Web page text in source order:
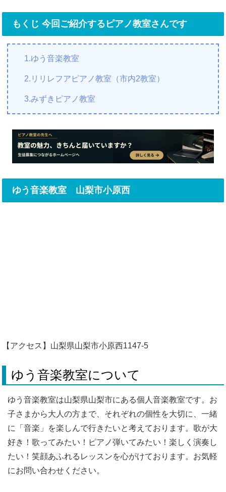
もくじ 今回ご紹介するピアノ教室さんです
1.ゆう音楽教室
2.リリレフアピアノ教室（市内2教室）
3.みずきピアノ教室
ゆう音楽教室 山梨市小原西
【アクセス】山梨県山梨市小原西1147-5
ゆう音楽教室について
ゆう音楽教室は山梨県山梨市にある個人音楽教室です。お
子さまから大人の方まで、それぞれの個性を大切に、一緒
に「音楽」を楽しんで行きたいと考えております。歌が大
好き！歌ってみたい！ピアノ弾いてみたい！楽しく演奏し
たい！笑顔あふれるレッスンを心がけております。お気軽
にお問い合わせください。